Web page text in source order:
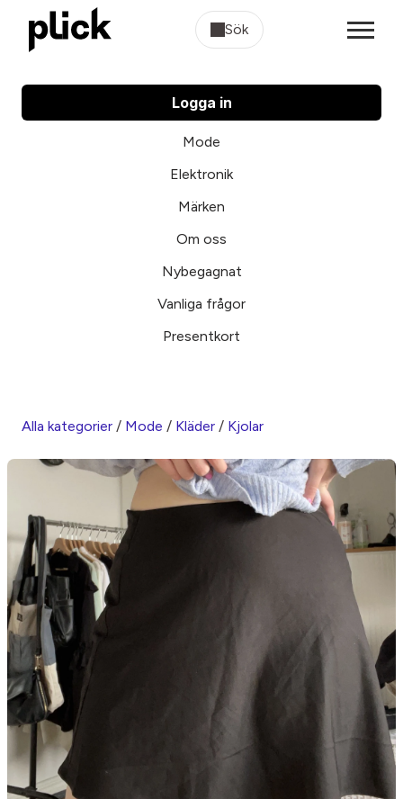
Sök
Logga in
Mode
Elektronik
Märken
Om oss
Nybegagnat
Vanliga frågor
Presentkort
Alla kategorier / Mode / Kläder / Kjolar